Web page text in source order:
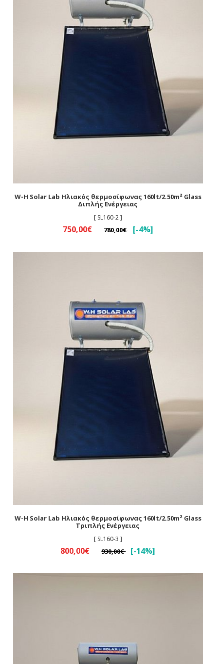
W-H Solar Lab Ηλιακός θερμοσίφωνας 160lt/2.50m² Glass
Διπλής Ενέργειας
[ SL160-2 ]
750,00€ 780,00€ [-4%]
W-H Solar Lab Ηλιακός θερμοσίφωνας 160lt/2.50m² Glass
Τριπλής Ενέργειας
[ SL160-3 ]
800,00€ 930,00€ [-14%]